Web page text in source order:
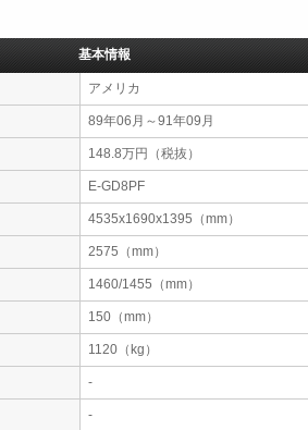
基本情報
アメリカ
89年06月～91年09月
148.8万円（税抜）
E-GD8PF
4535x1690x1395（mm）
2575（mm）
1460/1455（mm）
150（mm）
1120（kg）
-
-